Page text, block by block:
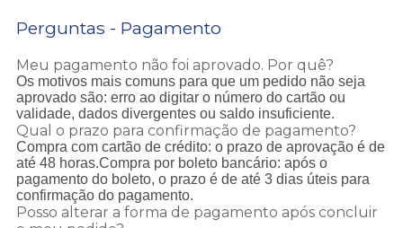
Perguntas - Pagamento
Meu pagamento não foi aprovado. Por quê?
Os motivos mais comuns para que um pedido não seja
aprovado são: erro ao digitar o número do cartão ou
validade, dados divergentes ou saldo insuficiente.
Qual o prazo para confirmação de pagamento?
Compra com cartão de crédito: o prazo de aprovação é de
até 48 horas.Compra por boleto bancário: após o
pagamento do boleto, o prazo é de até 3 dias úteis para
confirmação do pagamento.
Posso alterar a forma de pagamento após concluir